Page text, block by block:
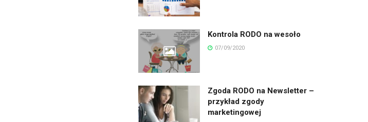
Kontrola RODO na wesoło
07/09/2020
Zgoda RODO na Newsletter –
przykład zgody
marketingowej